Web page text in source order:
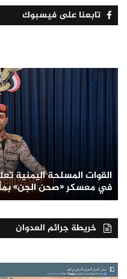
تابعنا على فيسبوك
القوات المسلحة اليمنية
في معسكر «صحن الجن»
خريطة جرائم العدوان